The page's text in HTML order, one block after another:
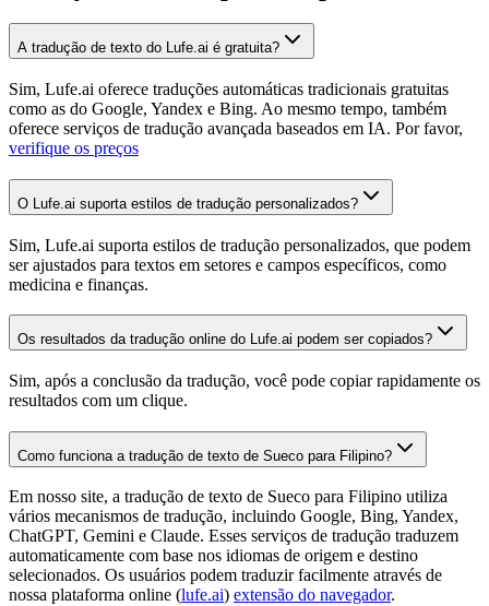
A tradução de texto do Lufe.ai é gratuita?
Sim, Lufe.ai oferece traduções automáticas tradicionais gratuitas
como as do Google, Yandex e Bing. Ao mesmo tempo, também
oferece serviços de tradução avançada baseados em IA. Por favor,
verifique os preços
O Lufe.ai suporta estilos de tradução personalizados?
Sim, Lufe.ai suporta estilos de tradução personalizados, que podem
ser ajustados para textos em setores e campos específicos, como
medicina e finanças.
Os resultados da tradução online do Lufe.ai podem ser copiados?
Sim, após a conclusão da tradução, você pode copiar rapidamente os
resultados com um clique.
Como funciona a tradução de texto de Sueco para Filipino?
Em nosso site, a tradução de texto de Sueco para Filipino utiliza
vários mecanismos de tradução, incluindo Google, Bing, Yandex,
ChatGPT, Gemini e Claude. Esses serviços de tradução traduzem
automaticamente com base nos idiomas de origem e destino
selecionados. Os usuários podem traduzir facilmente através de
nossa plataforma online (lufe.ai) extensão do navegador.